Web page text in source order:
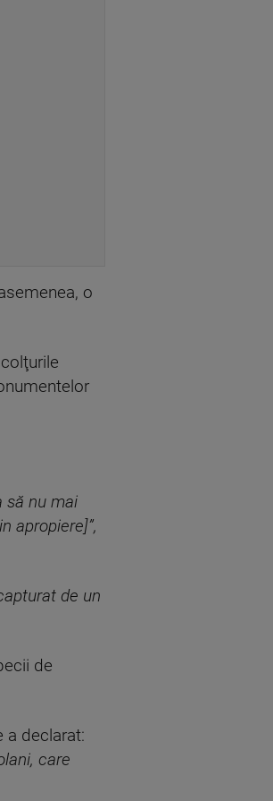
o
să nu mai
apropiere]”,
de un
de
a declarat:
care